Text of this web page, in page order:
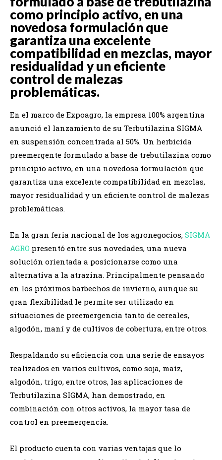
como principio activo, en una
novedosa formulación que
garantiza una excelente
compatibilidad en mezclas, mayor
residualidad y un eficiente
control de malezas
problemáticas.
En el marco de Expoagro, la empresa 100% argentina
anunció el lanzamiento de su Terbutilazina SIGMA
en suspensión concentrada al 50%. Un herbicida
preemergente formulado a base de trebutilazina como
principio activo, en una novedosa formulación que
garantiza una excelente compatibilidad en mezclas,
mayor residualidad y un eficiente control de malezas
problemáticas.
En la gran feria nacional de los agronegocios, SIGMA
AGRO presentó entre sus novedades, una nueva
solución orientada a posicionarse como una
alternativa a la atrazina. Principalmente pensando
en los próximos barbechos de invierno, aunque su
gran flexibilidad le permite ser utilizado en
situaciones de preemergencia tanto de cereales,
algodón, maní y de cultivos de cobertura, entre otros.
Respaldando su eficiencia con una serie de ensayos
realizados en varios cultivos, como soja, maíz,
algodón, trigo, entre otros, las aplicaciones de
Terbutilazina SIGMA, han demostrado, en
combinación con otros activos, la mayor tasa de
control en preemergencia.
El producto cuenta con varias ventajas que lo